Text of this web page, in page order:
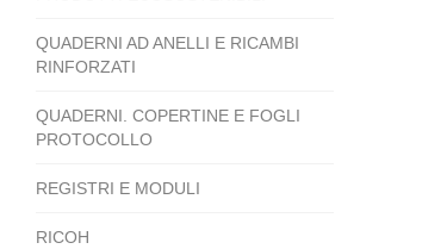
QUADERNI AD ANELLI E RICAMBI
RINFORZATI
QUADERNI. COPERTINE E FOGLI
PROTOCOLLO
REGISTRI E MODULI
RICOH